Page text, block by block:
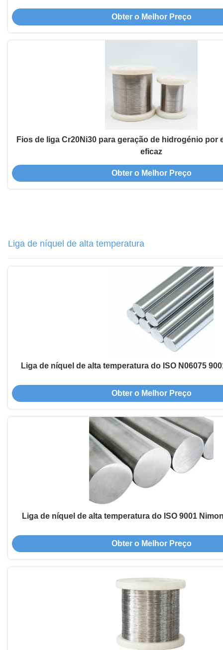
Obter o Melhor Preço
Fios de liga Cr20Ni30 para geração de hidrogénio por
eficaz
Obter o Melhor Preço
Liga de níquel de alta temperatura
Liga de níquel de alta temperatura do ISO N06075
Obter o Melhor Preço
Liga de níquel de alta temperatura do ISO 9001
Obter o Melhor Preço